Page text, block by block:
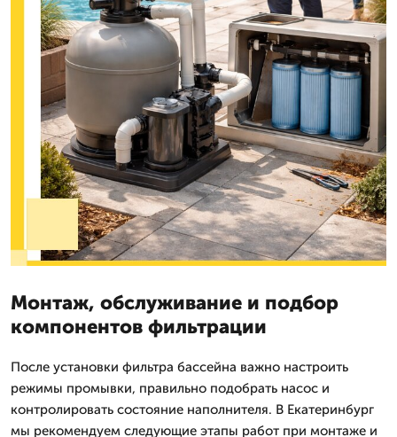
Монтаж, обслуживание и подбор
компонентов фильтрации
После установки фильтра бассейна важно настроить
режимы промывки, правильно подобрать насос и
контролировать состояние наполнителя. В Екатеринбург
мы рекомендуем следующие этапы работ при монтаже и